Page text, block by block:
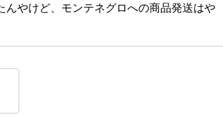
やけど、モンテネグロへの商品発送はや